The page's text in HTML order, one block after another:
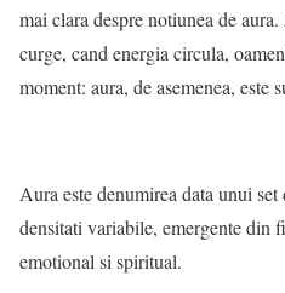
mai clara despre notiunea de
curge, cand energia circula,
moment: aura, de asemenea, este
Aura este denumirea data unui
densitati variabile, emergente din
emotional si spiritual.